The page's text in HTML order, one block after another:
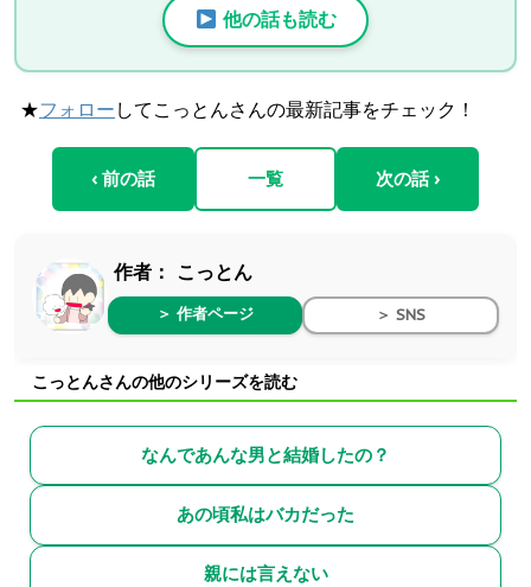
他の話も読む
★フォロー してこっとんさんの最新記事をチェック！
‹ 前の話 一覧 次の話 ›
作者： こっとん
＞ 作者ページ ＞ SNS
こっとんさんの他のシリーズを読む
なんであんな男と結婚したの？
あの頃私はバカだった
親には言えない